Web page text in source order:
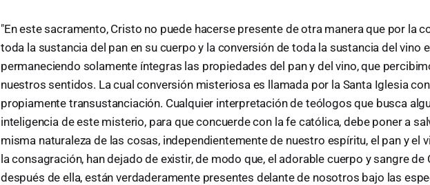
"En este sacramento, Cristo no puede hacerse presente de otra manera que por la
toda la sustancia del pan en su cuerpo y la conversión de toda la sustancia del vino
permaneciendo solamente íntegras las propiedades del pan y del vino, que
nuestros sentidos. La cual conversión misteriosa es llamada por la Santa Iglesia
propiamente transustanciación. Cualquier interpretación de teólogos que busca
inteligencia de este misterio, para que concuerde con la fe católica, debe poner a
misma naturaleza de las cosas, independientemente de nuestro espíritu, el pan y el
la consagración, han dejado de existir, de modo que, el adorable cuerpo y sangre de
después de ella, están verdaderamente presentes delante de nosotros bajo las